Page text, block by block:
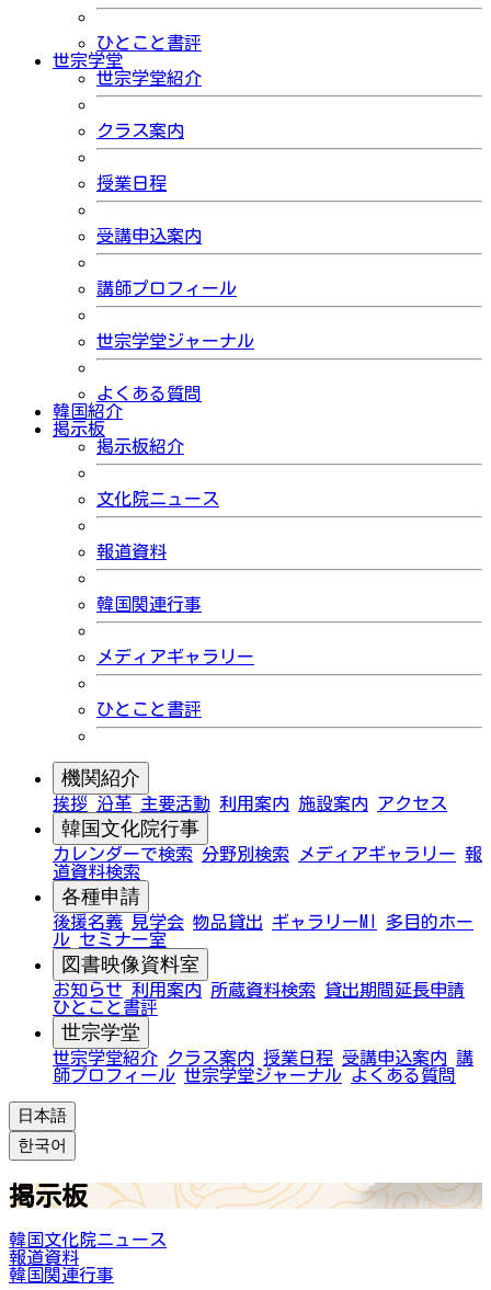
ひとこと書評
世宗学堂
世宗学堂紹介
クラス案内
授業日程
受講申込案内
講師プロフィール
世宗学堂ジャーナル
よくある質問
韓国紹介
掲示板
掲示板紹介
文化院ニュース
報道資料
韓国関連行事
メディアギャラリー
ひとこと書評
機関紹介
挨拶 沿革 主要活動 利用案内 施設案内 アクセス
韓国文化院行事
カレンダーで検索 分野別検索 メディアギャラリー 報
道資料検索
各種申請
後援名義 見学会 物品貸出 ギャラリーMI
多目的ホー
ル セミナー室
図書映像資料室
お知らせ 利用案内 所蔵資料検索
貸出期間延長申請
ひとこと書評
世宗学堂
世宗学堂紹介 クラス案内 授業日程 受講申込案内 講
師プロフィール 世宗学堂ジャーナル よくある質問
日本語
한국어
掲示板
韓国文化院ニュース
報道資料
韓国関連行事